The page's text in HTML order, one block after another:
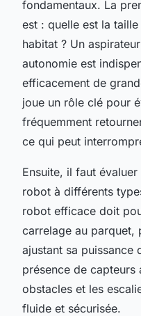
fondamentaux. La
est : quelle est la
habitat ? Un
autonomie est
efficacement de
joue un rôle clé pour
fréquemment
ce qui peut
Ensuite, il faut
robot à différents
robot efficace doit
carrelage au parquet,
ajustant sa puissance
présence de
obstacles et les
fluide et sécurisée.